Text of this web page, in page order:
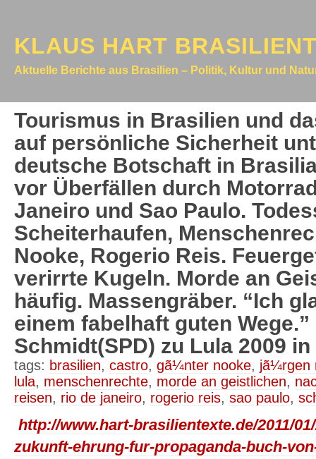
KLAUS HART
Aktuelle Berichte aus Brasilien – Politik, Kultur und
Tourismus in Brasilien und
auf persönliche Sicherheit
deutsche Botschaft in
vor Überfällen durch
Janeiro und Sao Paulo.
Scheiterhaufen,
Nooke, Rogerio Reis.
verirrte Kugeln. Morde an
häufig. Massengräber. “Ich
einem fabelhaft guten
Schmidt(SPD) zu Lula 2009
tags: brasilien, castro, gã¼nter nooke, jã¼rgen
lula, menschenrechte, morde an geistlichen,
reisen, rio de janeiro, rogerio reis, sao paulo,
http://www.hart-brasilientexte.de/2011/
zukunft-ehrung-fur-propaganda-buch-